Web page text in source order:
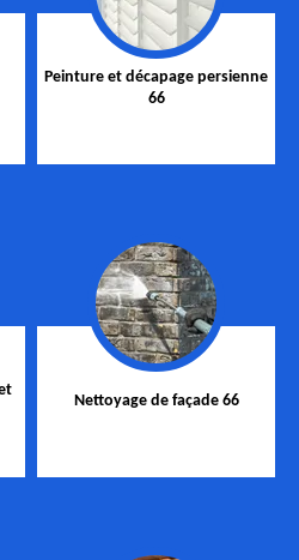
Peinture et décapage persienne
66
Nettoyage de façade 66